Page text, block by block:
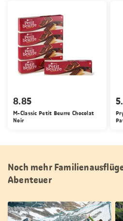
8.85
M-Classic Petit Beurre Chocolat
Noir
Noch mehr
Abenteuer